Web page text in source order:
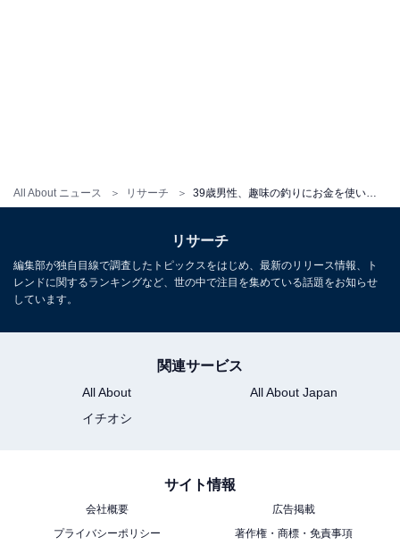
All About ニュース リサーチ
リサーチ
編集部が独自目線で調査したトピックスをはじめ、最新のリリース情報、ト
レンドに関するランキングなど、世の中で注目を集めている話題をお知らせ
しています。
関連サービス
All About
All About Japan
イチオシ
サイト情報
会社概要
広告掲載
プライバシーポリシー
著作権・商標・免責事項